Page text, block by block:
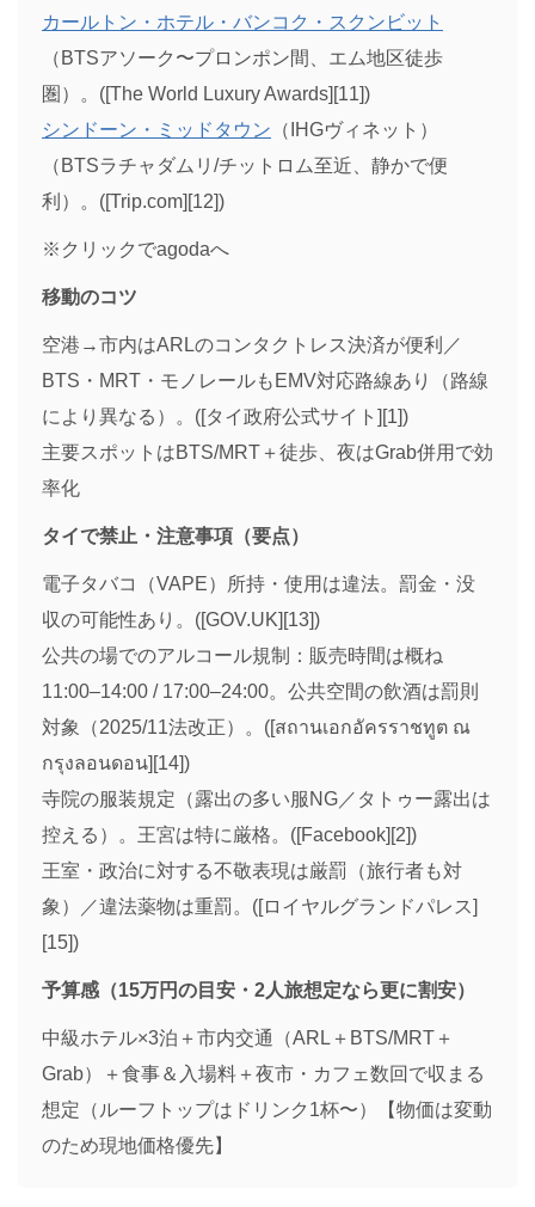
カールトン・ホテル・バンコク・スクンビット
（BTSアソーク〜プロンポン間、エム地区徒歩
圏）。([The World Luxury Awards][11])
シンドーン・ミッドタウン （IHGヴィネット）
（BTSラチャダムリ/チットロム至近、静かで便
利）。([Trip.com][12])
※クリックでagodaへ
移動のコツ
空港→市内はARLのコンタクトレス決済が便利／
BTS・MRT・モノレールもEMV対応路線あり（路線
により異なる）。([タイ政府公式サイト][1])
主要スポットはBTS/MRT＋徒歩、夜はGrab併用で効
率化
タイで禁止・注意事項（要点）
電子タバコ（VAPE）所持・使用は違法。罰金・没
収の可能性あり。([GOV.UK][13])
公共の場でのアルコール規制：販売時間は概ね
11:00–14:00 / 17:00–24:00。公共空間の飲酒は罰則
対象（2025/11法改正）。([สถานเอกอัครราชทูต ณ
กรุงลอนดอน][14])
寺院の服装規定（露出の多い服NG／タトゥー露出は
控える）。王宮は特に厳格。([Facebook][2])
王室・政治に対する不敬表現は厳罰（旅行者も対
象）／違法薬物は重罰。([ロイヤルグランドパレス]
[15])
予算感（15万円の目安・2人旅想定なら更に割安）
中級ホテル×3泊＋市内交通（ARL＋BTS/MRT＋
Grab）＋食事＆入場料＋夜市・カフェ数回で収まる
想定（ルーフトップはドリンク1杯〜）【物価は変動
のため現地価格優先】